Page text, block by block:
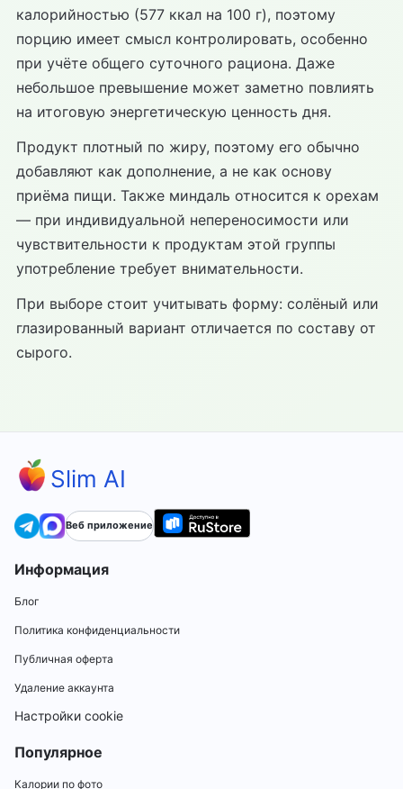
калорийностью (577 ккал на 100 г), поэтому
порцию имеет смысл контролировать, особенно
при учёте общего суточного рациона. Даже
небольшое превышение может заметно повлиять
на итоговую энергетическую ценность дня.
Продукт плотный по жиру, поэтому его обычно
добавляют как дополнение, а не как основу
приёма пищи. Также миндаль относится к орехам
— при индивидуальной непереносимости или
чувствительности к продуктам этой группы
употребление требует внимательности.
При выборе стоит учитывать форму: солёный или
глазированный вариант отличается по составу от
сырого.
Slim AI
Веб приложение
Информация
Блог
Политика конфиденциальности
Публичная оферта
Удаление аккаунта
Настройки cookie
Популярное
Калории по фото